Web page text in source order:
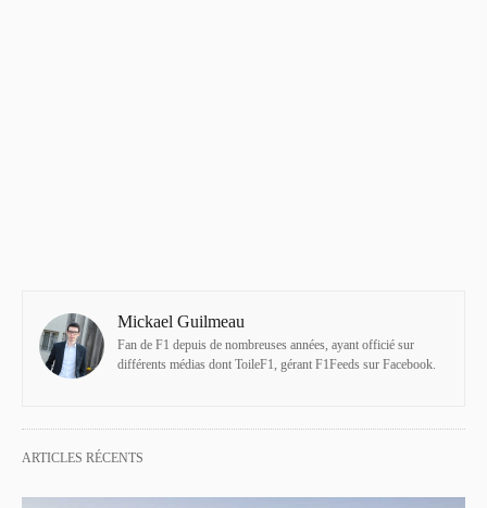
Mickael Guilmeau
Fan de F1 depuis de nombreuses années, ayant officié sur
différents médias dont ToileF1, gérant F1Feeds sur Facebook.
ARTICLES RÉCENTS